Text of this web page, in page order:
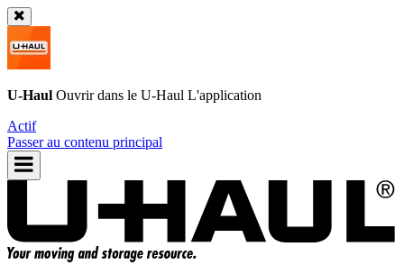
U-Haul Ouvrir dans le U-Haul L'application
Actif
Passer au contenu principal